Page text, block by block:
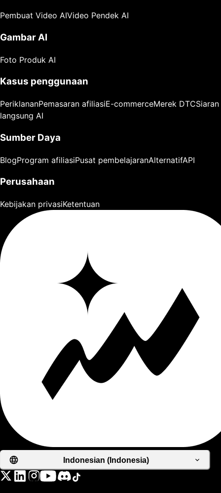
Pembuat Video AIVideo Pendek AI
Gambar AI
Foto Produk AI
Kasus penggunaan
PeriklananPemasaran afiliasiE-commerceMerek DTCSiaran
langsung AI
Sumber Daya
BlogProgram afiliasiPusat pembelajaranAlternatifAPI
Perusahaan
Kebijakan privasiKetentuan
Indonesian (Indonesia)